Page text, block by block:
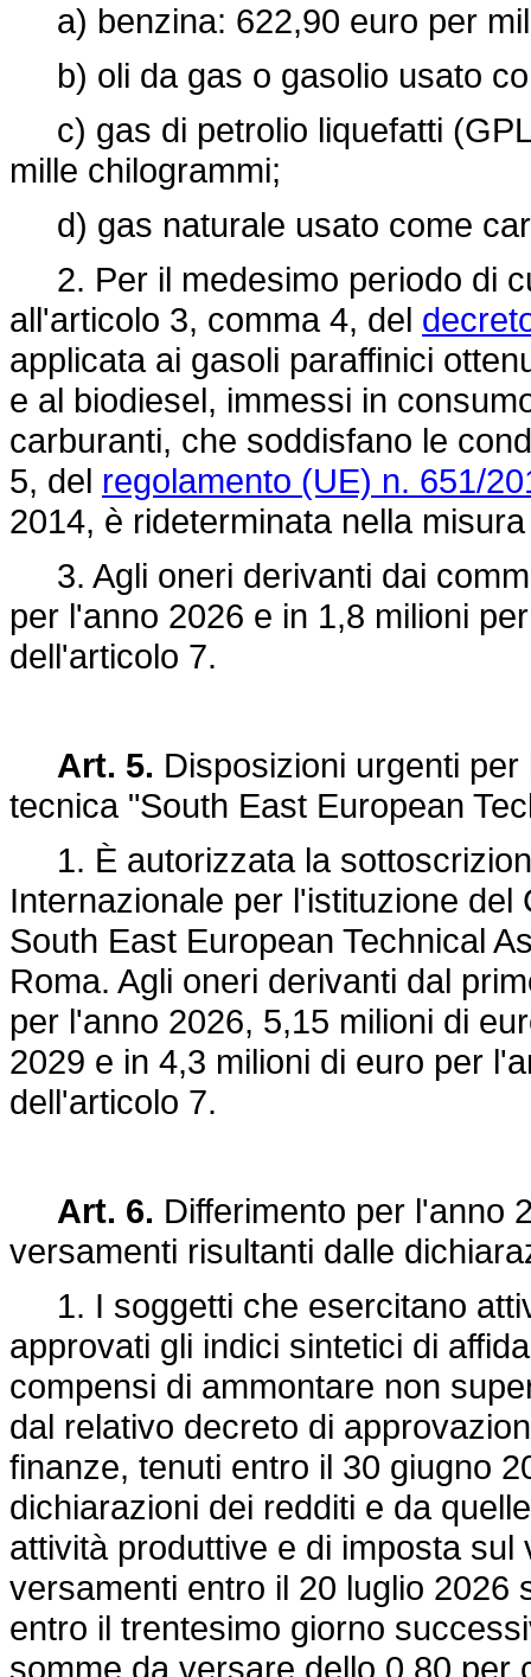
a) benzina: 622,90 euro per
b) oli da gas o gasolio usato
c) gas di petrolio liquefatti
mille chilogrammi;
d) gas naturale usato come
2. Per il medesimo periodo di
all'articolo 3, comma 4, del
applicata ai gasoli paraffinici
e al biodiesel, immessi in
carburanti, che soddisfano le
5, del regolamento (UE) n. 651/
2014, è rideterminata nella
3. Agli oneri derivanti dai
per l'anno 2026 e in 1,8 milioni
dell'articolo 7.
Art. 5. Disposizioni urgenti
tecnica "South East European
1. È autorizzata la
Internazionale per l'istituzione
South East European Technical
Roma. Agli oneri derivanti dal
per l'anno 2026, 5,15 milioni di
2029 e in 4,3 milioni di euro per
dell'articolo 7.
Art. 6. Differimento per l'anno
versamenti risultanti dalle
1. I soggetti che esercitano
approvati gli indici sintetici di
compensi di ammontare non
dal relativo decreto di
finanze, tenuti entro il 30 giugno
dichiarazioni dei redditi e da
attività produttive e di imposta
versamenti entro il 20 luglio 2026
entro il trentesimo giorno
somme da versare dello 0,80 per